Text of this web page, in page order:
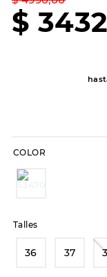
$ 3432
COLOR
Talles
36 37